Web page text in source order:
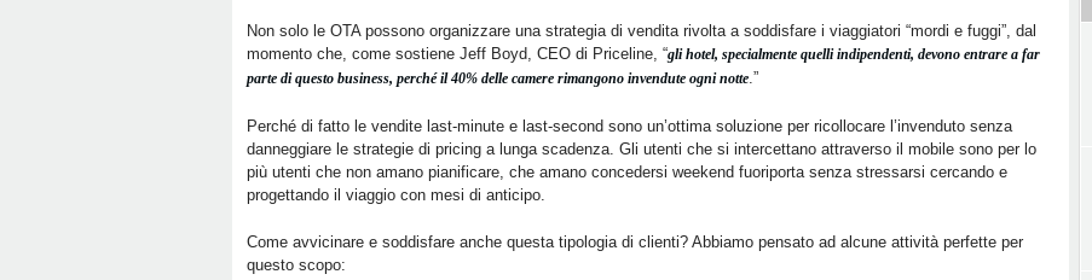
Non solo le OTA possono organizzare una strategia di vendita rivolta a soddisfare i viaggiatori “mordi e fuggi”, dal
momento che, come sostiene Jeff Boyd, CEO di Priceline, “gli hotel, specialmente quelli indipendenti, devono entrare a far
parte di questo business, perché il 40% delle camere rimangono invendute ogni notte.”
Perché di fatto le vendite last-minute e last-second sono un’ottima soluzione per ricollocare l’invenduto senza
danneggiare le strategie di pricing a lunga scadenza. Gli utenti che si intercettano attraverso il mobile sono per lo
più utenti che non amano pianificare, che amano concedersi weekend fuoriporta senza stressarsi cercando e
progettando il viaggio con mesi di anticipo.
Come avvicinare e soddisfare anche questa tipologia di clienti? Abbiamo pensato ad alcune attività perfette per
questo scopo: